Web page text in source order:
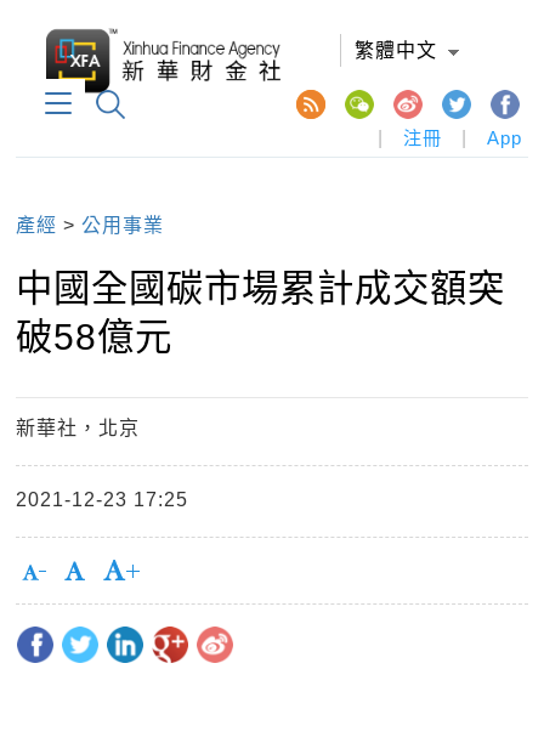
繁體中文
注冊 App
產經 >公用事業
中國全國碳市場累計成交額突
破58億元
新華社，北京
2021-12-23 17:25